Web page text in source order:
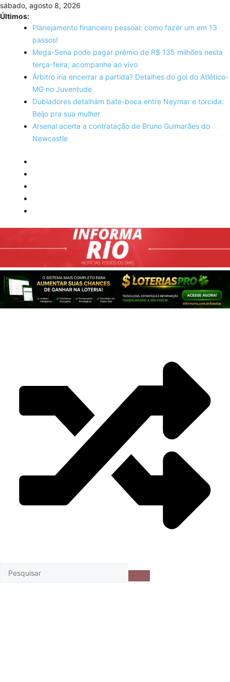
Skip
to
content
sábado, agosto 8, 2026
Últimos:
Planejamento financeiro pessoal: como fazer um em 13
passos!
Mega-Sena pode pagar prêmio de R$ 135 milhões nesta
terça-feira; acompanhe ao vivo
Árbitro iria encerrar a partida? Detalhes do gol do Atlético-
MG no Juventude
Dubladores detalham bate-boca entre Neymar e torcida:
Beijo pra sua mulher
Arsenal acerta a contratação de Bruno Guimarães do
Newcastle